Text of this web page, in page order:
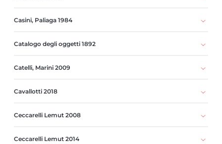
Casini, Paliaga 1984
Catalogo degli oggetti 1892
Catelli, Marini 2009
Cavallotti 2018
Ceccarelli Lemut 2008
Ceccarelli Lemut 2014